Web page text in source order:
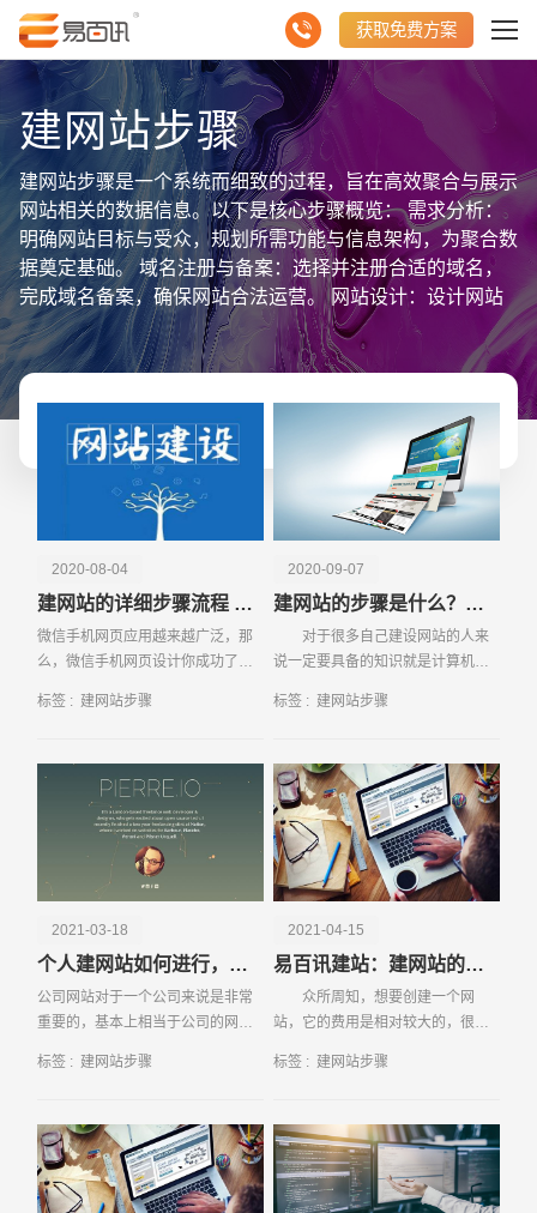
获取免费方案
建网站步骤
建网站步骤是一个系统而细致的过程，旨在高效聚合与展示
网站相关的数据信息。以下是核心步骤概览： 需求分析：
明确网站目标与受众，规划所需功能与信息架构，为聚合数
据奠定基础。 域名注册与备案：选择并注册合适的域名，
完成域名备案，确保网站合法运营。 网站设计：设计网站
界面，注重用户体验与品牌一致性，同时考虑响应式布局以
适应移动端访问。 内容聚合与开发：整合企业信息、产品
资料等，使用HTML、CSS、JavaScript等技术进行前端开
发，利用CMS系统或定制开发后台管理系统，实现数据的
有效聚合与管理。 测试与优化：对网站进行全面测试，包
括功能测试、性能测试、兼容性测试等，根据测试结果进行
优化调整。 上线与运维：将网站部署至服务器，正式上线
运营，并进行持续的运维工作，包括内容更新、安全维护、
户体验优良的网站，有效聚合并展示各类数据信息，为企业
的发展提供有力支持。
2020-08-04
建网站的详细步骤流程 建站之前一定要看
微信手机网页应用越来越广泛，那
么，微信手机网页设计你成功了
功，这些内容不能忽视。
标签 : 建网站步骤
2020-09-07
建网站的步骤是什么？这些初学者一定要了解
对于很多自己建设网站的人来
说一定要具备的知识就是计算机知
果不具备这个基础的话，建网站基
标签 : 建网站步骤
2021-03-18
个人建网站如何进行，有哪些步骤
公司网站对于一个公司来说是非常
重要的，基本上相当于公司的网站
且通过网站直接帮助公司实现产品
标签 : 建网站步骤
2021-04-15
易百讯建站：建网站的步骤有哪些
众所周知，想要创建一个网
站，它的费用是相对较大的，很多
中小企业领导为了节省成本，都会
标签 : 建网站步骤
请输入您的公司名称 名字
电话 微信号